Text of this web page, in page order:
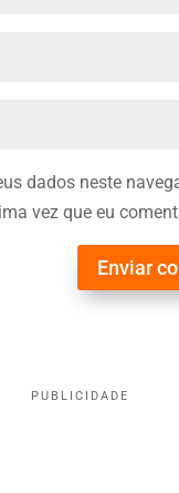
dados neste
vez que eu
Enviar
PUBLICIDADE